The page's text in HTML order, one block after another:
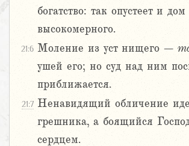
богатство: так опустеет и дом
высокомерного.
21:6 Моление из уст нищего –
ушей его; но суд над ним
приближается.
21:7 Ненавидящий обличение
грешника, а боящийся
сердцем.